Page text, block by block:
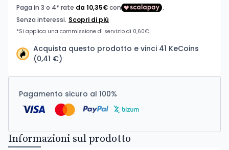
Acquista questo prodotto e vinci 41 KeCoins
(0,41 €)
Pagamento sicuro al 100%
Informazioni sul prodotto